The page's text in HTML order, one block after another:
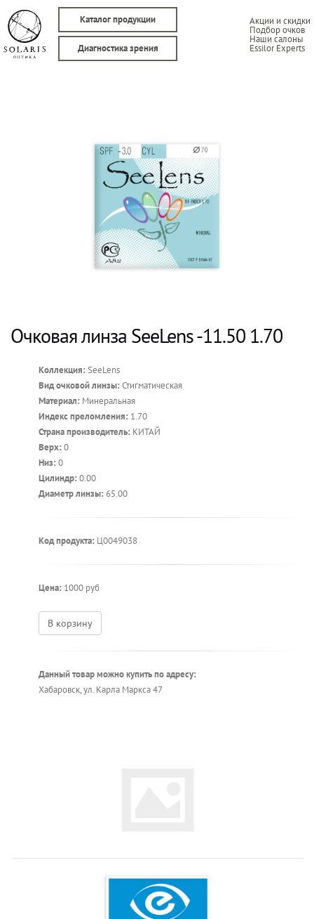
Каталог продукции Акции и скидки
Подбор очков
Наши салоны
Essilor Experts
Диагностика зрения
Очковая линза SeeLens -11.50 1.70
Коллекция: SeeLens
Вид очковой линзы: Стигматическая
Материал: Минеральная
Индекс преломления: 1.70
Страна производитель: КИТАЙ
Верх: 0
Низ: 0
Цилиндр: 0.00
Диаметр линзы: 65.00
Код продукта: Ц0049038
Цена: 1000 руб
В корзину
Данный товар можно купить по адресу:
Хабаровск, ул. Карла Маркса 47